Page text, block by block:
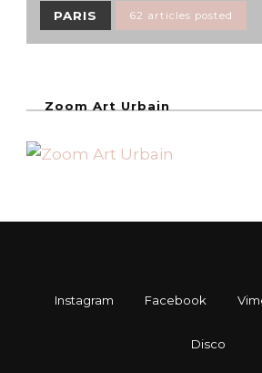
PARIS 62 articles posted
Zoom Art Urbain